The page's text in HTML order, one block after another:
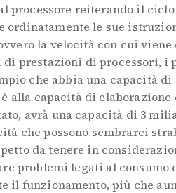
processore reiterando il
ordinatamente le sue
la velocità con cui
di prestazioni di processori, i
che abbia una capacità di
alla capacità di elaborazione
avrà una capacità di 3
che possono sembrarci
da tenere in
problemi legati al consumo
il funzionamento, più che